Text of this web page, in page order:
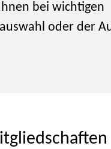
bei wichtigen
oder der